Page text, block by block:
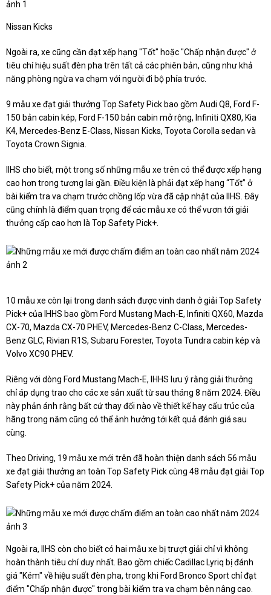
Nissan Kicks
Ngoài ra, xe cũng cần đạt xếp hạng "Tốt" hoặc "Chấp nhận được" ở
tiêu chí hiệu suất đèn pha trên tất cả các phiên bản, cũng như khả
năng phòng ngừa va chạm với người đi bộ phía trước.
9 mẫu xe đạt giải thưởng Top Safety Pick bao gồm Audi Q8, Ford F-
150 bản cabin kép, Ford F-150 bản cabin mở rộng, Infiniti QX80, Kia
K4, Mercedes-Benz E-Class, Nissan Kicks, Toyota Corolla sedan và
Toyota Crown Signia.
IIHS cho biết, một trong số những mẫu xe trên có thể được xếp hạng
cao hơn trong tương lai gần. Điều kiện là phải đạt xếp hạng “Tốt” ở
bài kiểm tra va chạm trước chồng lốp vừa đã cập nhật của IIHS. Đây
cũng chính là điểm quan trọng để các mẫu xe có thể vươn tới giải
thưởng cấp cao hơn là Top Safety Pick+.
10 mẫu xe còn lại trong danh sách được vinh danh ở giải Top Safety
Pick+ của IHHS bao gồm Ford Mustang Mach-E, Infiniti QX60, Mazda
CX-70, Mazda CX-70 PHEV, Mercedes-Benz C-Class, Mercedes-
Benz GLC, Rivian R1S, Subaru Forester, Toyota Tundra cabin kép và
Volvo XC90 PHEV.
Riêng với dòng Ford Mustang Mach-E, IHHS lưu ý rằng giải thưởng
chỉ áp dụng trao cho các xe sản xuất từ sau tháng 8 năm 2024. Điều
này phản ánh rằng bất cứ thay đổi nào về thiết kế hay cấu trúc của
hãng trong năm cũng có thể ảnh hưởng tới kết quả đánh giá sau
cùng.
Theo Driving, 19 mẫu xe mới trên đã hoàn thiện danh sách 56 mẫu
xe đạt giải thưởng an toàn Top Safety Pick cùng 48 mẫu đạt giải Top
Safety Pick+ của năm 2024.
Ngoài ra, IIHS còn cho biết có hai mẫu xe bị trượt giải chỉ vì không
hoàn thành tiêu chí duy nhất. Bao gồm chiếc Cadillac Lyriq bị đánh
giá "Kém" về hiệu suất đèn pha, trong khi Ford Bronco Sport chỉ đạt
điểm "Chấp nhận được" trong bài kiểm tra va chạm bên nâng cao.